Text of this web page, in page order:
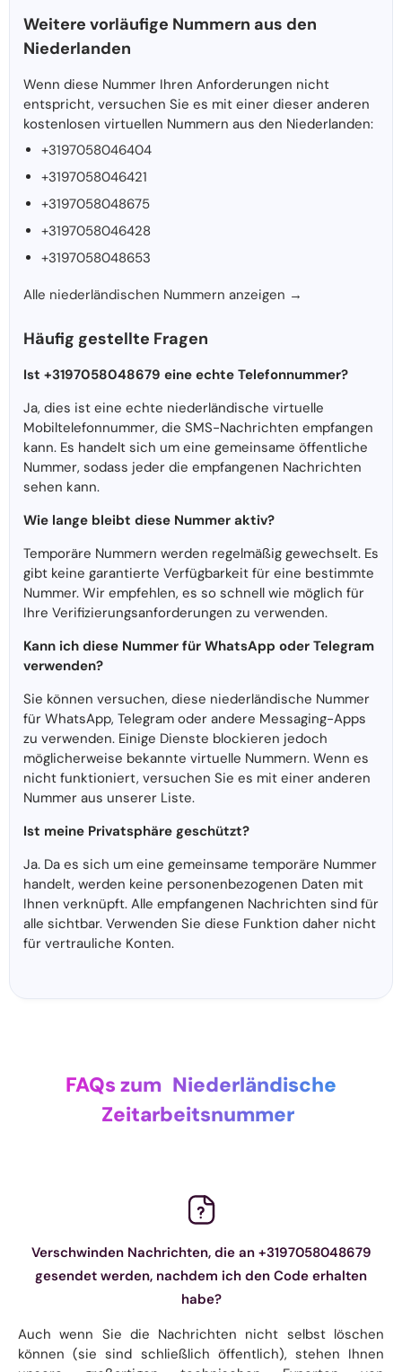
Weitere vorläufige Nummern aus den
Niederlanden
Wenn diese Nummer Ihren Anforderungen nicht
entspricht, versuchen Sie es mit einer dieser anderen
kostenlosen virtuellen Nummern aus den Niederlanden:
+3197058046404
+3197058046421
+3197058048675
+3197058046428
+3197058048653
Alle niederländischen Nummern anzeigen →
Häufig gestellte Fragen
Ist +3197058048679 eine echte Telefonnummer?
Ja, dies ist eine echte niederländische virtuelle
Mobiltelefonnummer, die SMS-Nachrichten empfangen
kann. Es handelt sich um eine gemeinsame öffentliche
Nummer, sodass jeder die empfangenen Nachrichten
sehen kann.
Wie lange bleibt diese Nummer aktiv?
Temporäre Nummern werden regelmäßig gewechselt. Es
gibt keine garantierte Verfügbarkeit für eine bestimmte
Nummer. Wir empfehlen, es so schnell wie möglich für
Ihre Verifizierungsanforderungen zu verwenden.
Kann ich diese Nummer für WhatsApp oder Telegram
verwenden?
Sie können versuchen, diese niederländische Nummer
für WhatsApp, Telegram oder andere Messaging-Apps
zu verwenden. Einige Dienste blockieren jedoch
möglicherweise bekannte virtuelle Nummern. Wenn es
nicht funktioniert, versuchen Sie es mit einer anderen
Nummer aus unserer Liste.
Ist meine Privatsphäre geschützt?
Ja. Da es sich um eine gemeinsame temporäre Nummer
handelt, werden keine personenbezogenen Daten mit
Ihnen verknüpft. Alle empfangenen Nachrichten sind für
alle sichtbar. Verwenden Sie diese Funktion daher nicht
für vertrauliche Konten.
FAQs zum Niederländische
Zeitarbeitsnummer
Verschwinden Nachrichten, die an +3197058048679
gesendet werden, nachdem ich den Code erhalten
habe?
Auch wenn Sie die Nachrichten nicht selbst löschen
können (sie sind schließlich öffentlich), stehen Ihnen